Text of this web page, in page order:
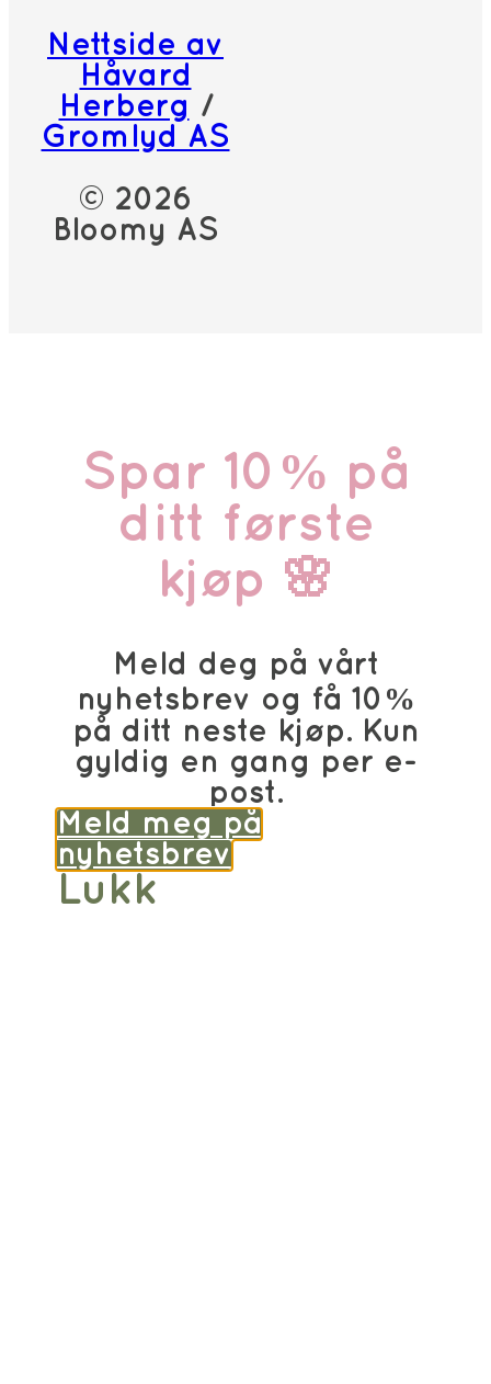
Nettside av
Håvard
Herberg /
Gromlyd AS
© 2026
Bloomy AS
Spar 10% på
ditt første
kjøp 🌸
Meld deg på vårt
nyhetsbrev og få 10%
på ditt neste kjøp. Kun
gyldig en gang per e-
post.
Meld meg på
nyhetsbrev
Lukk